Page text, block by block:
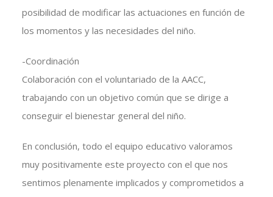
posibilidad de modificar las actuaciones en función de
los momentos y las necesidades del niño.
-Coordinación
Colaboración con el voluntariado de la AACC,
trabajando con un objetivo común que se dirige a
conseguir el bienestar general del niño.
En conclusión, todo el equipo educativo valoramos
muy positivamente este proyecto con el que nos
sentimos plenamente implicados y comprometidos a